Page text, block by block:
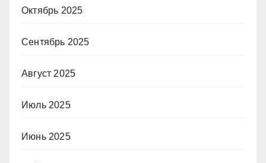
Октябрь 2025
Сентябрь 2025
Август 2025
Июль 2025
Июнь 2025